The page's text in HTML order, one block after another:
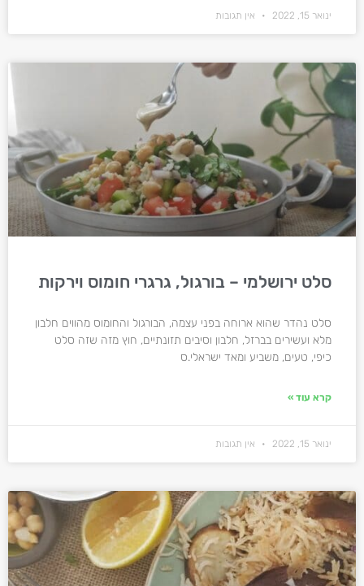
ינואר 15, 2022 אין תגובות
סלט ירושלמי – בורגול, גרגרי חומוס וירקות
סלט נהדר שהוא ארוחה בפני עצמה, הבורגול והחומוס מהווים חלבון
מלא ועשירים בברזל, חלבון וסיבים תזונתיים, חוץ מזה שזה סלט
כיפי, טעים, משביע ומאד ישראלי.ס
קרא עוד »
ינואר 15, 2022 אין תגובות